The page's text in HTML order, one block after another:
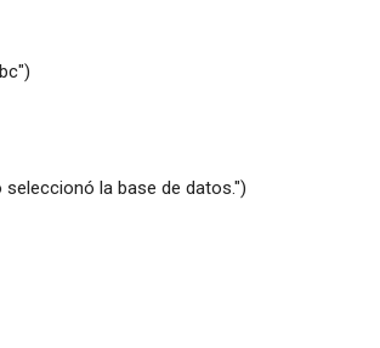
seleccionó la base de datos.")